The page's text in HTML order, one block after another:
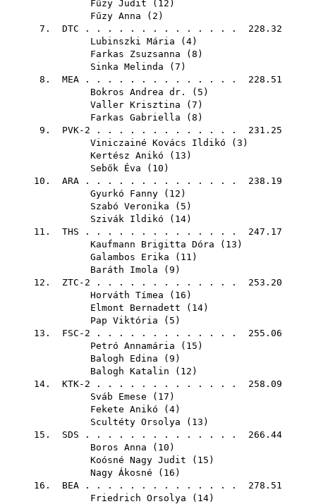
Fűzy Judit ( 12 )
Fűzy Anna ( 2 )
7. DTC . . . . . . . . . . . . . . 228.32
Lubinszki Mária ( 4)
Farkas Zsuzsanna ( 8 )
Sinka Melinda ( 7 )
8. MEA . . . . . . . . . . . . . . 228.51
Bokros Andrea dr.
( 5 )
Valler Krisztina ( 7 )
Farkas Gabriella ( 8 )
9. PVK-2 . . . . . . . . . . . . . 231.25
Viniczainé Kovács Ildikó ( 3 )
Kertész Anikó ( 13 )
Sebők Éva ( 10 )
10. ARA . . . . . . . . . . . . . . 238.19
Gyurkó Fanny ( 12 )
Szabó Veronika ( 5 )
Szivák Ildikó ( 14)
11. THS . . . . . . . . . . . . . . 247.17
Kaufmann Brigitta Dóra ( 13 )
Galambos Erika ( 11 )
Baráth Imola ( 9 )
12. ZTC-2 . . . . . . . . . . . . . 253.20
Horváth Tímea ( 16 )
Elmont Bernadett ( 14)
Pap Viktória ( 5 )
13. FSC-2 . . . . . . . . . . . . . 255.06
Petró Annamária ( 15 )
Balogh Edina ( 9 )
Balogh Katalin ( 12 )
14. KTK-2 . . . . . . . . . . . . . 258.09
Sváb Emese ( 17 )
Fekete Anikó ( 4)
Scultéty Orsolya ( 13 )
15. SDS . . . . . . . . . . . . . . 266.44
Boros Anna ( 10 )
Koósné Nagy Judit ( 15 )
Nagy Ákosné ( 16 )
16. BEA . . . . . . . . . . . . . . 278.51
Friedrich Orsolya ( 14)